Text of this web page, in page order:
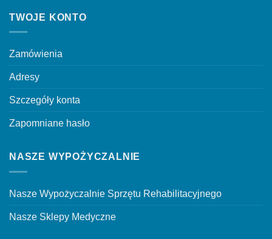
TWOJE KONTO
Zamówienia
Adresy
Szczegóły konta
Zapomniane hasło
NASZE WYPOŻYCZALNIE
Nasze Wypożyczalnie Sprzętu Rehabilitacyjnego
Nasze Sklepy Medyczne